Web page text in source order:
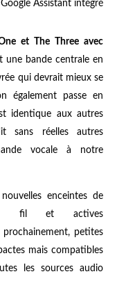
et The Three avec
une bande centrale en
qui devrait mieux se
également passe en
identique aux autres
sans réelles autres
vocale à notre
enceintes de
fil et actives
petites
mais compatibles
les sources audio